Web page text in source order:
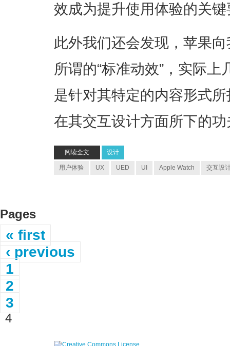
效成为提升使用体验的关
此外我们还会发现，苹果
所谓的“标准动效”，实际
是针对其特定的内容形式
在其交互设计方面所下的功
阅读全文 设计
用户体验 UX UED UI Apple Watch 交互设
Pages
« first
‹ previous
1
2
3
4